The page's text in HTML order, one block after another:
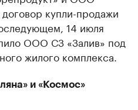
купли-продажи
14 июля
ООО СЗ «Залив» под
жилого комплекса.
и «Космос»